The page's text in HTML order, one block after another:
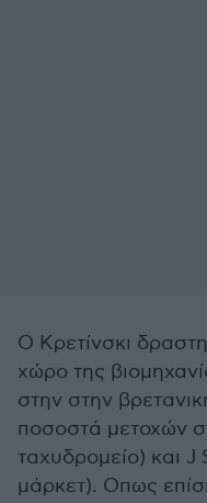
Ο Κρετίνσκι
χώρο της
στην στην
ποσοστά μετοχών
ταχυδρομείο) και
μάρκετ). Οπως